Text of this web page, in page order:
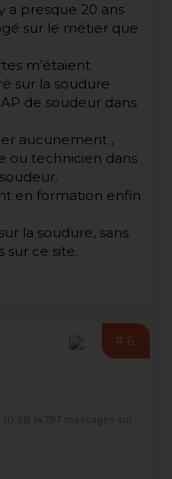
a presque 20 ans
sur le métier que
m’étaient
sur la soudure
de soudeur dans
aucunement ,
ou technicien dans
en formation enfin
la soudure, sans
sur ce site.
#6
(4797 messages sur